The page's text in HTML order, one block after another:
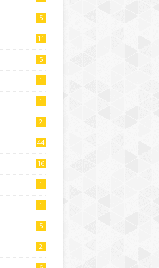
5
11
5
1
1
2
44
16
1
1
5
2